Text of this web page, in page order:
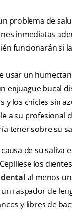
problema de
inmediatas
funcionarán si
usar un
enjuague bucal
y los chicles sin
a su profesional
tener sobre su
causa de su
los
al menos
raspador de
y libres de